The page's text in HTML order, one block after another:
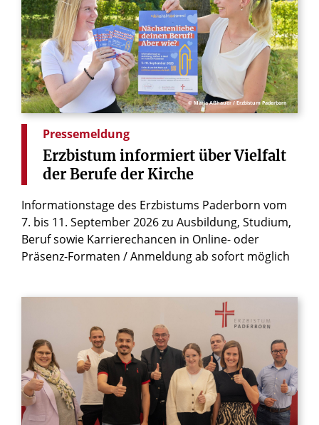
© Maria Aßhauer / Erzbistum Paderborn
Pressemeldung
Erzbistum informiert über Vielfalt
der Berufe der Kirche
Informationstage des Erzbistums Paderborn vom
7. bis 11. September 2026 zu Ausbildung, Studium,
Beruf sowie Karrierechancen in Online- oder
Präsenz-Formaten / Anmeldung ab sofort möglich